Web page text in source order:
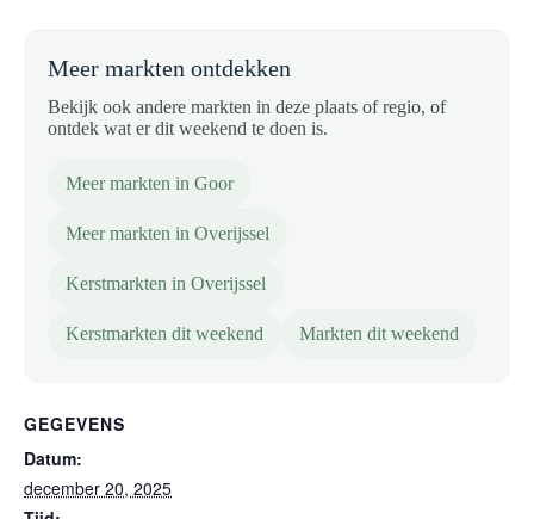
Meer markten ontdekken
Bekijk ook andere markten in deze plaats of regio, of
ontdek wat er dit weekend te doen is.
Meer markten in Goor
Meer markten in Overijssel
Kerstmarkten in Overijssel
Kerstmarkten dit weekend Markten dit weekend
GEGEVENS
Datum:
december 20, 2025